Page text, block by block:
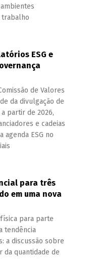
trabalho
ESG e
de Valores
da divulgação de
partir de 2026,
e cadeias
ESG no
para três
em uma nova
para parte
tendência
a discussão sobre
da quantidade de